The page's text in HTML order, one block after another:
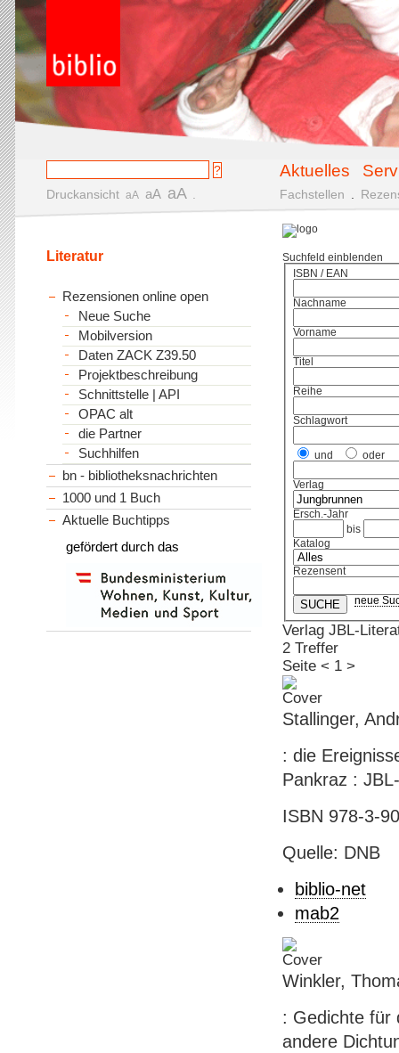
Aktuelles
Druckansicht aA aA aA Fachstellen
Suchfeld einblenden
ISBN / EAN
Nachname
Vorname
Titel
Reihe
Schlagwort
und oder
Verlag
Ersch.-Jahr
bis
Katalog
Rezensent
neue
Verlag JBL-
2 Treffer
Seite < 1 >
Stallinger,
: die
Pankraz :
ISBN 978-3-
Quelle: DNB
biblio-net
mab2
Winkler,
: Gedichte für
andere
Literatur
Rezensionen online open
Neue Suche
Mobilversion
Daten ZACK Z39.50
Projektbeschreibung
Schnittstelle | API
OPAC alt
die Partner
Suchhilfen
bn - bibliotheksnachrichten
1000 und 1 Buch
Aktuelle Buchtipps
gefördert durch das